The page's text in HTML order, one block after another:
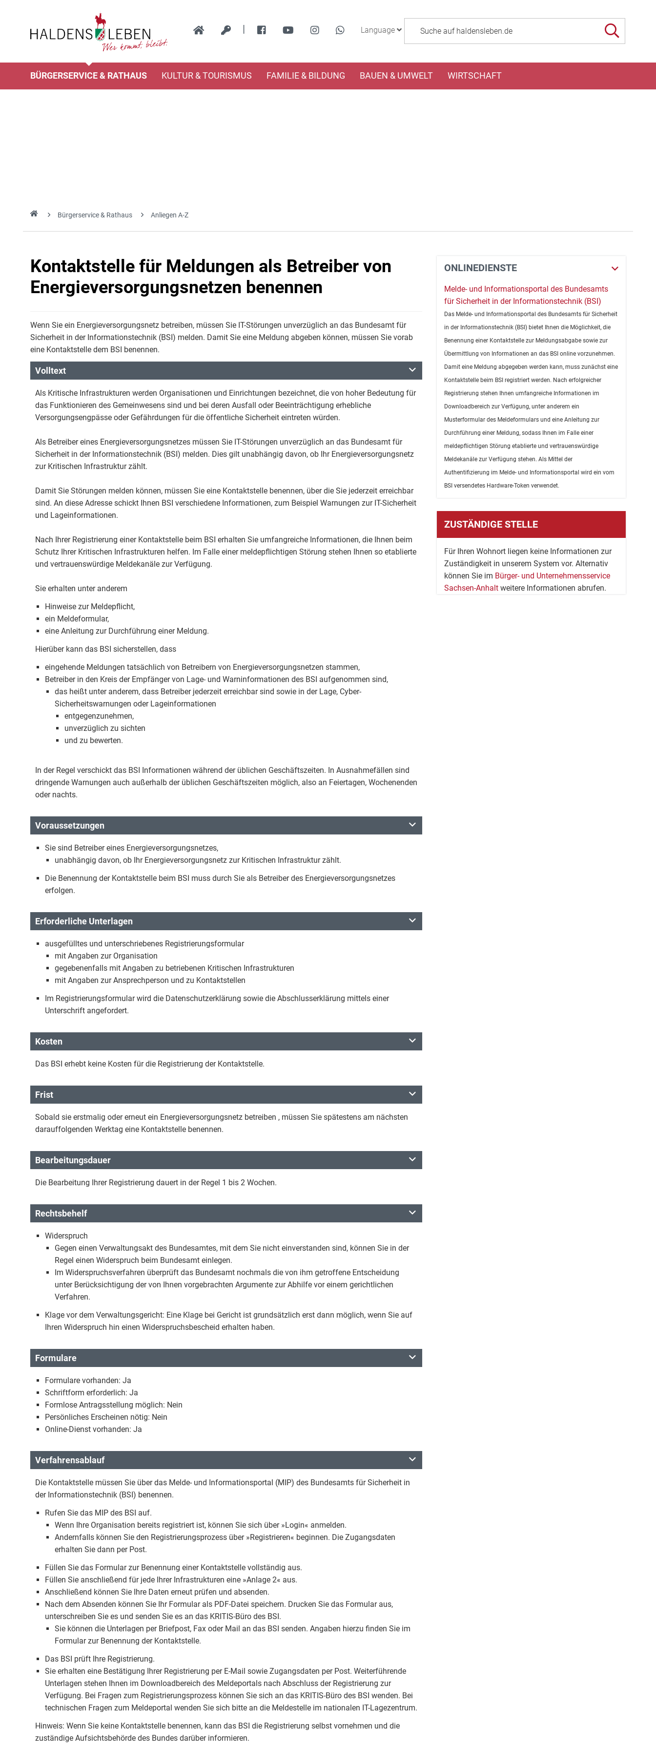
| Language
BÜRGERSERVICE & RATHAUS KULTUR & TOURISMUS FAMILIE & BILDUNG BAUEN & UMWELT WIRTSCHAFT
Bürgerservice & Rathaus Anliegen A-Z
Kontaktstelle für Meldungen als Betreiber von
Energieversorgungsnetzen benennen
Wenn Sie ein Energieversorgungsnetz betreiben, müssen Sie IT-Störungen unverzüglich an das Bundesamt für
Sicherheit in der Informationstechnik (BSI) melden. Damit Sie eine Meldung abgeben können, müssen Sie vorab
eine Kontaktstelle dem BSI benennen.
Volltext
Als Kritische Infrastrukturen werden Organisationen und Einrichtungen bezeichnet, die von hoher Bedeutung für
das Funktionieren des Gemeinwesens sind und bei deren Ausfall oder Beeinträchtigung erhebliche
Versorgungsengpässe oder Gefährdungen für die öffentliche Sicherheit eintreten würden.
Als Betreiber eines Energieversorgungsnetzes müssen Sie IT-Störungen unverzüglich an das Bundesamt für
Sicherheit in der Informationstechnik (BSI) melden. Dies gilt unabhängig davon, ob Ihr Energieversorgungsnetz
zur Kritischen Infrastruktur zählt.
Damit Sie Störungen melden können, müssen Sie eine Kontaktstelle benennen, über die Sie jederzeit erreichbar
sind. An diese Adresse schickt Ihnen BSI verschiedene Informationen, zum Beispiel Warnungen zur IT-Sicherheit
und Lageinformationen.
Nach Ihrer Registrierung einer Kontaktstelle beim BSI erhalten Sie umfangreiche Informationen, die Ihnen beim
Schutz Ihrer Kritischen Infrastrukturen helfen. Im Falle einer meldepflichtigen Störung stehen Ihnen so etablierte
und vertrauenswürdige Meldekanäle zur Verfügung.
Sie erhalten unter anderem
Hinweise zur Meldepflicht,
ein Meldeformular,
eine Anleitung zur Durchführung einer Meldung.
Hierüber kann das BSI sicherstellen, dass
eingehende Meldungen tatsächlich von Betreibern von Energieversorgungsnetzen stammen,
Betreiber in den Kreis der Empfänger von Lage- und Warninformationen des BSI aufgenommen sind,
das heißt unter anderem, dass Betreiber jederzeit erreichbar sind sowie in der Lage, Cyber-
Sicherheitswarnungen oder Lageinformationen
entgegenzunehmen,
unverzüglich zu sichten
und zu bewerten.
In der Regel verschickt das BSI Informationen während der üblichen Geschäftszeiten. In Ausnahmefällen sind
dringende Warnungen auch außerhalb der üblichen Geschäftszeiten möglich, also an Feiertagen, Wochenenden
oder nachts.
Voraussetzungen
Sie sind Betreiber eines Energieversorgungsnetzes,
unabhängig davon, ob Ihr Energieversorgungsnetz zur Kritischen Infrastruktur zählt.
Die Benennung der Kontaktstelle beim BSI muss durch Sie als Betreiber des Energieversorgungsnetzes
erfolgen.
Erforderliche Unterlagen
ausgefülltes und unterschriebenes Registrierungsformular
mit Angaben zur Organisation
gegebenenfalls mit Angaben zu betriebenen Kritischen Infrastrukturen
mit Angaben zur Ansprechperson und zu Kontaktstellen
Im Registrierungsformular wird die Datenschutzerklärung sowie die Abschlusserklärung mittels einer
Unterschrift angefordert.
Kosten
Das BSI erhebt keine Kosten für die Registrierung der Kontaktstelle.
Frist
Sobald sie erstmalig oder erneut ein Energieversorgungsnetz betreiben , müssen Sie spätestens am nächsten
darauffolgenden Werktag eine Kontaktstelle benennen.
Bearbeitungsdauer
Die Bearbeitung Ihrer Registrierung dauert in der Regel 1 bis 2 Wochen.
Rechtsbehelf
Widerspruch
Gegen einen Verwaltungsakt des Bundesamtes, mit dem Sie nicht einverstanden sind, können Sie in der
Regel einen Widerspruch beim Bundesamt einlegen.
Im Widerspruchsverfahren überprüft das Bundesamt nochmals die von ihm getroffene Entscheidung
unter Berücksichtigung der von Ihnen vorgebrachten Argumente zur Abhilfe vor einem gerichtlichen
Verfahren.
Klage vor dem Verwaltungsgericht: Eine Klage bei Gericht ist grundsätzlich erst dann möglich, wenn Sie auf
Ihren Widerspruch hin einen Widerspruchsbescheid erhalten haben.
Formulare
Formulare vorhanden: Ja
Schriftform erforderlich: Ja
Formlose Antragsstellung möglich: Nein
Persönliches Erscheinen nötig: Nein
Online-Dienst vorhanden: Ja
Verfahrensablauf
Die Kontaktstelle müssen Sie über das Melde- und Informationsportal (MIP) des Bundesamts für Sicherheit in
der Informationstechnik (BSI) benennen.
Rufen Sie das MIP des BSI auf.
Wenn Ihre Organisation bereits registriert ist, können Sie sich über »Login« anmelden.
Andernfalls können Sie den Registrierungsprozess über »Registrieren« beginnen. Die Zugangsdaten
erhalten Sie dann per Post.
Füllen Sie das Formular zur Benennung einer Kontaktstelle vollständig aus.
Füllen Sie anschließend für jede Ihrer Infrastrukturen eine »Anlage 2« aus.
Anschließend können Sie Ihre Daten erneut prüfen und absenden.
Nach dem Absenden können Sie Ihr Formular als PDF-Datei speichern. Drucken Sie das Formular aus,
unterschreiben Sie es und senden Sie es an das KRITIS-Büro des BSI.
Sie können die Unterlagen per Briefpost, Fax oder Mail an das BSI senden. Angaben hierzu finden Sie im
Formular zur Benennung der Kontaktstelle.
Das BSI prüft Ihre Registrierung.
Sie erhalten eine Bestätigung Ihrer Registrierung per E-Mail sowie Zugangsdaten per Post. Weiterführende
Unterlagen stehen Ihnen im Downloadbereich des Meldeportals nach Abschluss der Registrierung zur
Verfügung. Bei Fragen zum Registrierungsprozess können Sie sich an das KRITIS-Büro des BSI wenden. Bei
technischen Fragen zum Meldeportal wenden Sie sich bitte an die Meldestelle im nationalen IT-Lagezentrum.
Hinweis: Wenn Sie keine Kontaktstelle benennen, kann das BSI die Registrierung selbst vornehmen und die
zuständige Aufsichtsbehörde des Bundes darüber informieren.
ONLINEDIENSTE
Melde- und Informationsportal des Bundesamts
für Sicherheit in der Informationstechnik (BSI)
Das Melde- und Informationsportal des Bundesamts für Sicherheit
in der Informationstechnik (BSI) bietet Ihnen die Möglichkeit, die
Benennung einer Kontaktstelle zur Meldungsabgabe sowie zur
Übermittlung von Informationen an das BSI online vorzunehmen.
Damit eine Meldung abgegeben werden kann, muss zunächst eine
Kontaktstelle beim BSI registriert werden. Nach erfolgreicher
Registrierung stehen Ihnen umfangreiche Informationen im
Downloadbereich zur Verfügung, unter anderem ein
Musterformular des Meldeformulars und eine Anleitung zur
Durchführung einer Meldung, sodass Ihnen im Falle einer
meldepflichtigen Störung etablierte und vertrauenswürdige
Meldekanäle zur Verfügung stehen. Als Mittel der
Authentifizierung im Melde- und Informationsportal wird ein vom
BSI versendetes Hardware-Token verwendet.
ZUSTÄNDIGE STELLE
Für Ihren Wohnort liegen keine Informationen zur
Zuständigkeit in unserem System vor. Alternativ
können Sie im Bürger- und Unternehmensservice
Sachsen-Anhalt weitere Informationen abrufen.